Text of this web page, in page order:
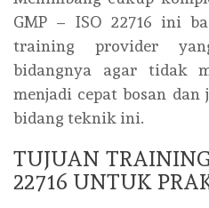
GMP – ISO 22716 ini
training provider
bidangnya agar tidak
menjadi cepat bosan dan
bidang teknik ini.
TUJUAN
22716 UNTUK